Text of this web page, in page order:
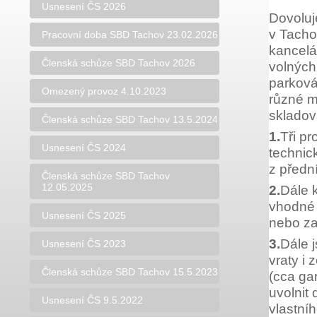
Usnesení ČS 2026
Pracovní doba SBD Tachov 23.02.2026
Členská schůze SBD Tachov 2026
Omezený provoz 4.10.2023
Členská schůze SBD Tachov 13.5.2024
Usnesení ČS 2024
Členská schůze SBD Tachov
12.05.2025
Usnesení ČS 2025
Usnesení ČS 2023
Členská schůze SBD Tachov 15.5.2023
Usnesení ČS 9.5.2022
v
různé
1.Tři
z
2.Dále
nebo
3.Dále
vraty i
(cca
uvolnit